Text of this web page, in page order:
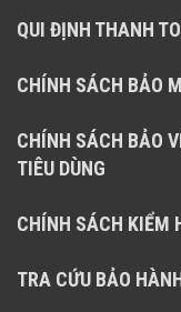
QUI ĐỊNH THANH
CHÍNH SÁCH BẢO
CHÍNH SÁCH BẢO
TIÊU DÙNG
CHÍNH SÁCH KIỂM
TRA CỨU BẢO